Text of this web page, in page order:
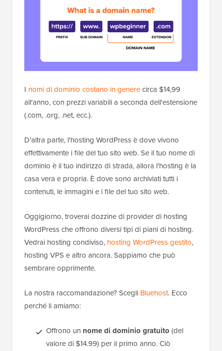
I nomi di dominio costano in generecirca $14,99
all'anno, con prezzi variabili a seconda dell'estensione
(.com, .org, .net, ecc.).
D'altra parte, l'hosting WordPress è dove vivono
effettivamente i file del tuo sito web. Se il tuo nome di
dominio è il tuo indirizzo di strada, allora l'hosting è la
casa vera e propria. È dove sono archiviati tutti i
contenuti, le immagini e i file del tuo sito web.
Oggigiorno, troverai dozzine di provider di hosting
WordPress che offrono diversi tipi di piani di hosting.
Vedrai hosting condiviso, hosting WordPress gestito,
hosting VPS e altro ancora. Sappiamo che può
sembrare opprimente.
La nostra raccomandazione? Scegli Bluehost. Ecco
perché li amiamo:
Offrono un nome di dominio gratuito (del
valore di $14.99) per il primo anno. Ciò